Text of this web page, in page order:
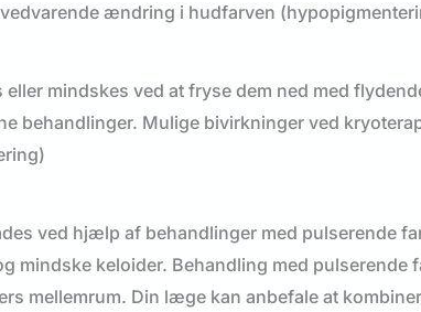
ændring i hudfarven
eller mindskes ved at fryse dem ned med
behandlinger. Mulige bivirkninger ved
ved hjælp af behandlinger med pulserende
mindske keloider. Behandling med pulserende
mellemrum. Din læge kan anbefale at